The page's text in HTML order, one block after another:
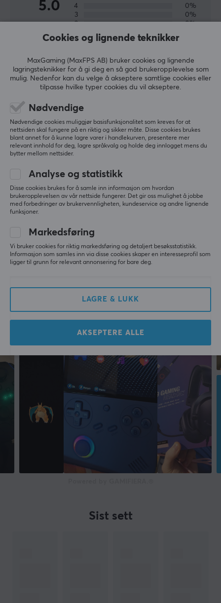
Selskapet legger stor vekt på å ta vare på sitt
fellesskap og lytter nøye til kundenes tilbakemeldinger
skaper de et sterkt fellesskap der hver mening teller og
bidrar til deres fortsatte suksess.
SPESIFIKASJONER
DIMENSJON & VEKT
Bredde
299.8 mm
Dybde
13.3 mm
Vekt
EGENSKAPER
Farge
Nintendo Switch, PC, PS4
GARANTI
5.0
4
0%
3
0%
2
0%
SKRIV ANMELDELSE
Alle anmeldelser
Christof P
Verifisert kjøper
Level 5
Super Scout
Mer fra vårt fellesskap
Sist sett
Cookies og lignende teknikker
MaxGaming (MaxFPS AB) bruker cookies og lignende
lagringsteknikker for å gi deg en så god brukeropplevelse som
mulig. Nedenfor kan du velge å akseptere samtlige cookies eller
tilpasse hvilke typer cookies du vil akseptere.
Nødvendige
Nødvendige cookies muliggjør basisfunksjonalitet som kreves for at
nettsiden skal fungere på en riktig og sikker måte. Disse cookies brukes
blant annet for å kunne lagre varer i handlekurven, presentere mer
relevant innhold for deg, lagre språkvalg og holde deg innlogget mens du
bytter mellom nettsider.
Analyse og statistikk
Disse cookies brukes for å samle inn informasjon om hvordan
brukeropplevelsen av vår nettside fungerer. Det gir oss mulighet å jobbe
med forbedringer av brukervennligheten, kundeservice og andre lignende
funksjoner.
Markedsføring
Vi bruker cookies for riktig markedsføring og detaljert besøksstatistikk.
Informasjon som samles inn via disse cookies skaper en interesseprofil som
ligger til grunn for relevant annonsering for bare deg.
LAGRE & LUKK
AKSEPTERE ALLE